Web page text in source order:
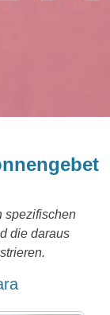
spezifischen
die daraus